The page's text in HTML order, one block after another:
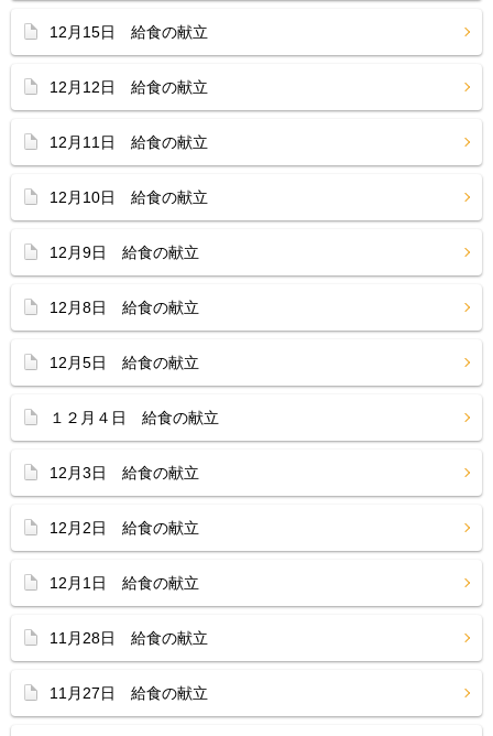
12月15日 給食の献立
12月12日 給食の献立
12月11日 給食の献立
12月10日 給食の献立
12月9日 給食の献立
12月8日 給食の献立
12月5日 給食の献立
１２月４日 給食の献立
12月3日 給食の献立
12月2日 給食の献立
12月1日 給食の献立
11月28日 給食の献立
11月27日 給食の献立